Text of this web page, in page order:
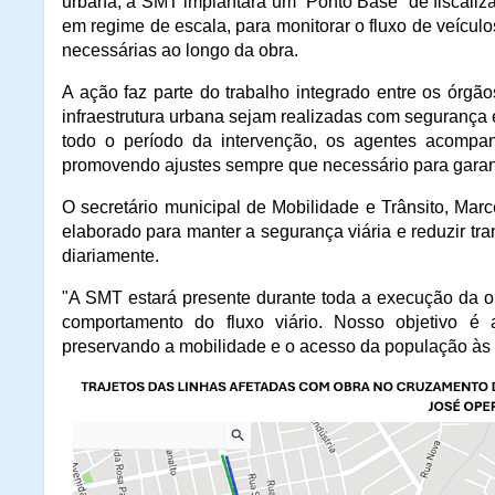
em regime de escala, para monitorar o fluxo de
necessárias ao longo da obra.
A ação faz parte do trabalho integrado entre os
infraestrutura urbana sejam realizadas com
todo o período da intervenção, os agentes
promovendo ajustes sempre que necessário para
O secretário municipal de Mobilidade e Trânsito,
elaborado para manter a segurança viária e reduzir
diariamente.
"A SMT estará presente durante toda a execução da
comportamento do fluxo viário. Nosso objetivo é
preservando a mobilidade e o acesso da população